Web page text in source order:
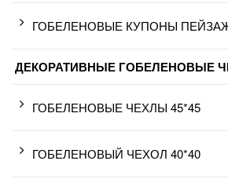
ГОБЕЛЕНОВЫЕ КУПОНЫ
ДЕКОРАТИВНЫЕ ГОБЕЛЕНОВЫЕ
ГОБЕЛЕНОВЫЕ ЧЕХЛЫ 45*45
ГОБЕЛЕНОВЫЙ ЧЕХОЛ 40*40